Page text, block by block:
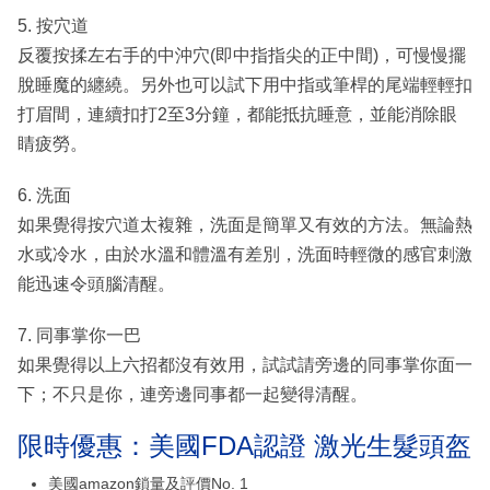
5. 按穴道
反覆按揉左右手的中沖穴(即中指指尖的正中間)，可慢慢擺
脫睡魔的纏繞。另外也可以試下用中指或筆桿的尾端輕輕扣
打眉間，連續扣打2至3分鐘，都能抵抗睡意，並能消除眼
睛疲勞。
6. 洗面
如果覺得按穴道太複雜，洗面是簡單又有效的方法。無論熱
水或冷水，由於水溫和體溫有差別，洗面時輕微的感官刺激
能迅速令頭腦清醒。
7. 同事掌你一巴
如果覺得以上六招都沒有效用，試試請旁邊的同事掌你面一
下；不只是你，連旁邊同事都一起變得清醒。
限時優惠：美國FDA認證 激光生髮頭盔
美國amazon鎖量及評價No. 1